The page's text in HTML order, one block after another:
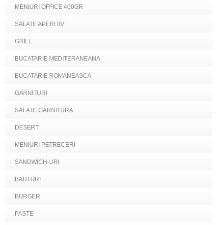
MENIURI OFFICE 400GR
SALATE APERITIV
GRILL
BUCATARIE MEDITERANEANA
BUCATARIE ROMANEASCA
GARNITURI
SALATE GARNITURA
DESERT
MENIURI PETRECERI
SANDWICH-URI
BAUTURI
BURGER
PASTE